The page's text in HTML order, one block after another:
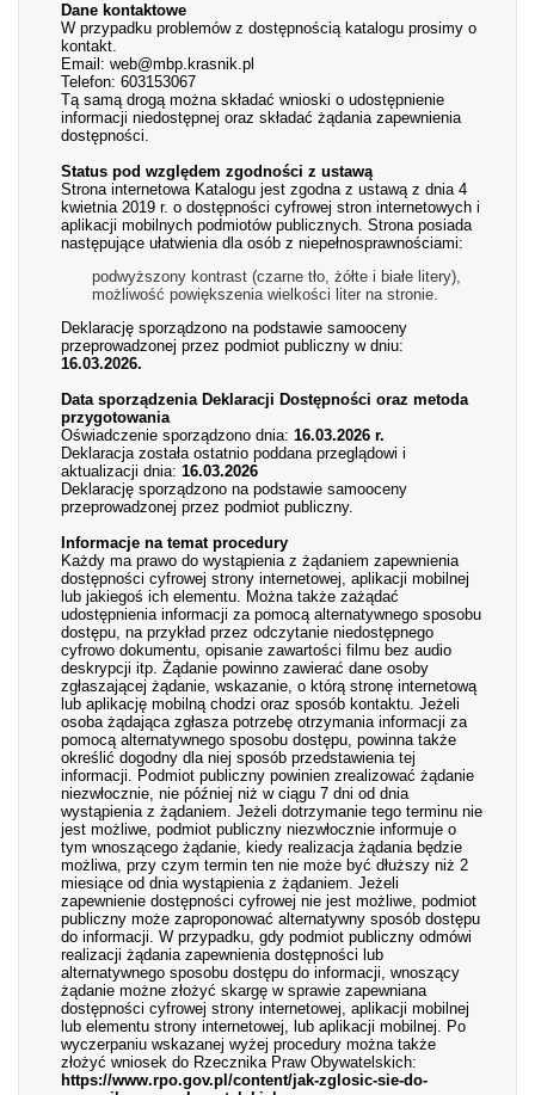
Dane kontaktowe
W przypadku problemów z dostępnością katalogu prosimy o
kontakt.
Email: web@mbp.krasnik.pl
Telefon: 603153067
Tą samą drogą można składać wnioski o udostępnienie
informacji niedostępnej oraz składać żądania zapewnienia
dostępności.
Status pod względem zgodności z ustawą
Strona internetowa Katalogu jest zgodna z ustawą z dnia 4
kwietnia 2019 r. o dostępności cyfrowej stron internetowych i
aplikacji mobilnych podmiotów publicznych. Strona posiada
następujące ułatwienia dla osób z niepełnosprawnościami:
podwyższony kontrast (czarne tło, żółte i białe litery),
możliwość powiększenia wielkości liter na stronie.
Deklarację sporządzono na podstawie samooceny
przeprowadzonej przez podmiot publiczny w dniu:
16.03.2026.
Data sporządzenia Deklaracji Dostępności oraz metoda
przygotowania
Oświadczenie sporządzono dnia:16.03.2026 r.
Deklaracja została ostatnio poddana przeglądowi i
aktualizacji dnia:16.03.2026
Deklarację sporządzono na podstawie samooceny
przeprowadzonej przez podmiot publiczny.
Informacje na temat procedury
Każdy ma prawo do wystąpienia z żądaniem zapewnienia
dostępności cyfrowej strony internetowej, aplikacji mobilnej
lub jakiegoś ich elementu. Można także zażądać
udostępnienia informacji za pomocą alternatywnego sposobu
dostępu, na przykład przez odczytanie niedostępnego
cyfrowo dokumentu, opisanie zawartości filmu bez audio
deskrypcji itp. Żądanie powinno zawierać dane osoby
zgłaszającej żądanie, wskazanie, o którą stronę internetową
lub aplikację mobilną chodzi oraz sposób kontaktu. Jeżeli
osoba żądająca zgłasza potrzebę otrzymania informacji za
pomocą alternatywnego sposobu dostępu, powinna także
określić dogodny dla niej sposób przedstawienia tej
informacji. Podmiot publiczny powinien zrealizować żądanie
niezwłocznie, nie później niż w ciągu 7 dni od dnia
wystąpienia z żądaniem. Jeżeli dotrzymanie tego terminu nie
jest możliwe, podmiot publiczny niezwłocznie informuje o
tym wnoszącego żądanie, kiedy realizacja żądania będzie
możliwa, przy czym termin ten nie może być dłuższy niż 2
miesiące od dnia wystąpienia z żądaniem. Jeżeli
zapewnienie dostępności cyfrowej nie jest możliwe, podmiot
publiczny może zaproponować alternatywny sposób dostępu
do informacji. W przypadku, gdy podmiot publiczny odmówi
realizacji żądania zapewnienia dostępności lub
alternatywnego sposobu dostępu do informacji, wnoszący
żądanie możne złożyć skargę w sprawie zapewniana
dostępności cyfrowej strony internetowej, aplikacji mobilnej
lub elementu strony internetowej, lub aplikacji mobilnej. Po
wyczerpaniu wskazanej wyżej procedury można także
złożyć wniosek do Rzecznika Praw Obywatelskich:
https://www.rpo.gov.pl/content/jak-zglosic-sie-do-